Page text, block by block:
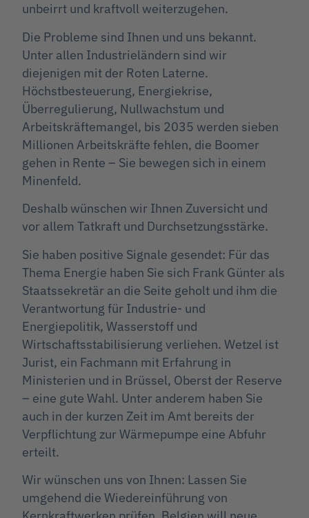
unbeirrt und kraftvoll weiterzugehen.
Die Probleme sind Ihnen und uns bekannt.
Unter allen Industrieländern sind wir
diejenigen mit der Roten Laterne.
Höchstbesteuerung, Energiekrise,
Überregulierung, Nullwachstum und
Arbeitskräftemangel, bis 2035 werden sieben
Millionen Arbeitskräfte fehlen, die Boomer
gehen in Rente – Sie bewegen sich in einem
Minenfeld.
Deshalb wünschen wir Ihnen Zuversicht und
vor allem Tatkraft und Durchsetzungsstärke.
Sie haben positive Signale gesendet: Für das
Thema Energie haben Sie sich Frank Günter als
Staatssekretär an die Seite geholt und ihm die
Verantwortung für Industrie- und
Energiepolitik, Wasserstoff und
Wirtschaftsstabilisierung verliehen. Wetzel ist
Jurist, ein Fachmann mit Erfahrung in
Ministerien und in Brüssel, Oberst der Reserve
– eine gute Wahl. Unter anderem haben Sie
auch in der kurzen Zeit im Amt bereits der
Verpflichtung zur Wärmepumpe eine Abfuhr
erteilt.
Wir wünschen uns von Ihnen: Lassen Sie
umgehend die Wiedereinführung von